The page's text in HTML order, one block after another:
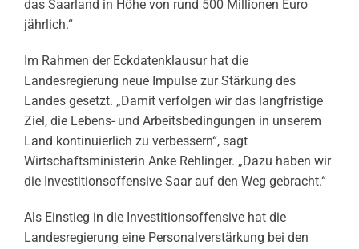
das Saarland in Höhe von rund 500 Millionen Euro
jährlich.“
Im Rahmen der Eckdatenklausur hat die
Landesregierung neue Impulse zur Stärkung des
Landes gesetzt. „Damit verfolgen wir das langfristige
Ziel, die Lebens- und Arbeitsbedingungen in unserem
Land kontinuierlich zu verbessern“, sagt
Wirtschaftsministerin Anke Rehlinger. „Dazu haben wir
die Investitionsoffensive Saar auf den Weg gebracht.“
Als Einstieg in die Investitionsoffensive hat die
Landesregierung eine Personalverstärkung bei den